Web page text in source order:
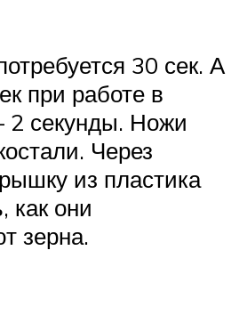
30 сек. А
при работе в
2 секунды. Ножи
Через
из пластика
как они
зерна.